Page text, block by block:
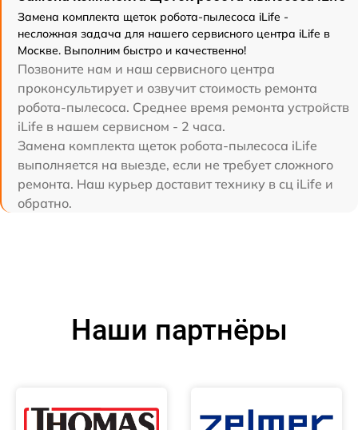
Замена комплекта щеток робота-пылесоса iLife -
несложная задача для нашего сервисного центра iLife в
Москве. Выполним быстро и качественно!
Позвоните нам и наш сервисного центра
проконсультирует и озвучит стоимость ремонта
робота-пылесоса. Среднее время ремонта устройств
iLife в нашем сервисном - 2 часа.
Замена комплекта щеток робота-пылесоса iLife
выполняется на выезде, если не требует сложного
ремонта. Наш курьер доставит технику в сц iLife и
обратно.
Наши партнёры